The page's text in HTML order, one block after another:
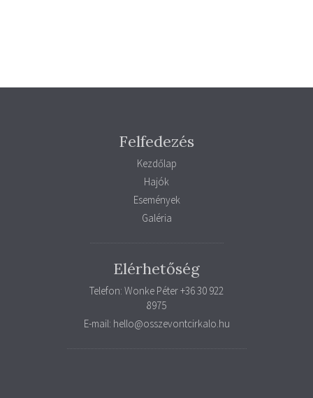
Felfedezés
Kezdőlap
Hajók
Események
Galéria
Elérhetőség
Telefon: Wonke Péter +36 30 922
8975
E-mail: hello@osszevontcirkalo.hu